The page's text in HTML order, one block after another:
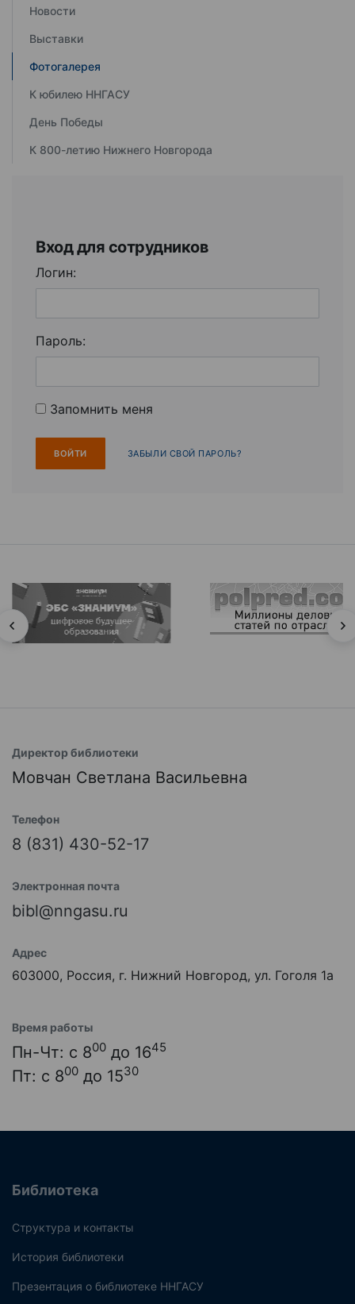
Новости
Выставки
Фотогалерея
К юбилею ННГАСУ
День Победы
К 800-летию Нижнего Новгорода
Вход для сотрудников
Логин:
Пароль:
Запомнить меня
ЗАБЫЛИ СВОЙ ПАРОЛЬ?
Директор библиотеки
Мовчан Светлана Васильевна
Телефон
8 (831) 430-52-17
Электронная почта
bibl@nngasu.ru
Адрес
603000, Россия, г. Нижний Новгород, ул. Гоголя 1а
Время работы
Пн-Чт: с 800 до 1645
Пт: с 800 до 1530
Библиотека
Структура и контакты
История библиотеки
Презентация о библиотеке ННГАСУ